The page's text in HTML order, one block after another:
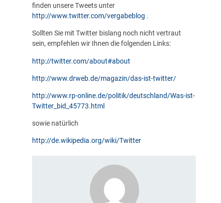
finden unsere Tweets unter
http://www.twitter.com/vergabeblog .
Sollten Sie mit Twitter bislang noch nicht vertraut
sein, empfehlen wir Ihnen die folgenden Links:
http://twitter.com/about#about
http://www.drweb.de/magazin/das-ist-twitter/
http://www.rp-online.de/politik/deutschland/Was-ist-
Twitter_bid_45773.html
sowie natürlich
http://de.wikipedia.org/wiki/Twitter